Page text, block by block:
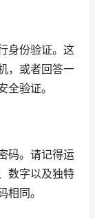
身份验证。这
，或者回答一
验证。
码。请记得运
数字以及独特
同。